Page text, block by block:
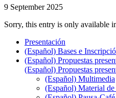
9 September 2025
Sorry, this entry is only available
Presentación
(Español) Bases e
(Español) Propuestas
(Español) Propuestas
(Español) Multimedia
(Español) Material